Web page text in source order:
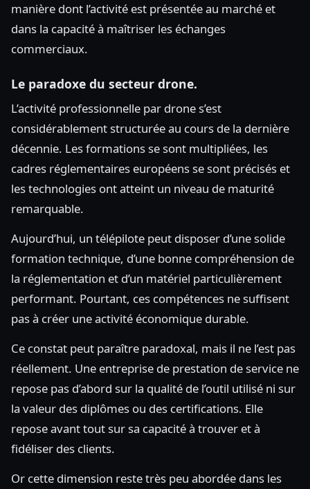
manière dont l’activité est présentée au marché et
dans la capacité à maîtriser les échanges
commerciaux.
Le paradoxe du secteur drone.
L’activité professionnelle par drone s’est
considérablement structurée au cours de la dernière
décennie. Les formations se sont multipliées, les
cadres réglementaires européens se sont précisés et
les technologies ont atteint un niveau de maturité
remarquable.
Aujourd’hui, un télépilote peut disposer d’une solide
formation technique, d’une bonne compréhension de
la réglementation et d’un matériel particulièrement
performant. Pourtant, ces compétences ne suffisent
pas à créer une activité économique durable.
Ce constat peut paraître paradoxal, mais il ne l’est pas
réellement. Une entreprise de prestation de service ne
repose pas d’abord sur la qualité de l’outil utilisé ni sur
la valeur des diplômes ou des certifications. Elle
repose avant tout sur sa capacité à trouver et à
fidéliser des clients.
Or cette dimension reste très peu abordée dans les